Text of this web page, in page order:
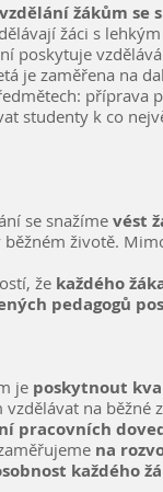
vzdělání žákům se
žáci s
poskytuje
je zaměřena na
příprava
studenty k co
se snažíme vést
životě.
že každého
pedagogů
je poskytnout
na běžné
pracovních
na
každého